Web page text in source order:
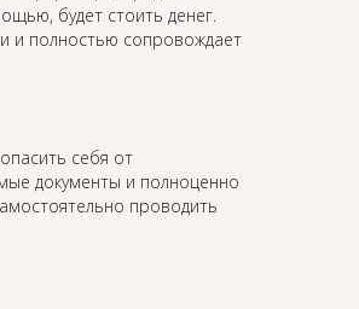
будет стоить денег.
и полностью сопровождает
себя от
документы и полноценно
проводить